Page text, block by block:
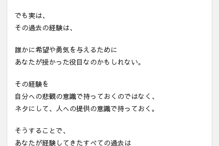
でも実は、
その過去の経験は、
誰かに希望や勇気を与えるために
あなたが授かった役目なのかもしれない。
その経験を
自分への悲観の意識で持っておくのではなく、
ネタにして、人への提供の意識で持っておく。
そうすることで、
あなたが経験してきたすべての過去は